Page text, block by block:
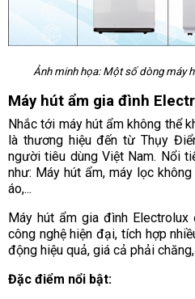
Ảnh minh họa: Một số dòng máy
Máy hút ẩm gia đình
Nhắc tới máy hút ẩm không thể
là thương hiệu đến từ Thụy
người tiêu dùng Việt Nam. Nổi
như: Máy hút ẩm, máy lọc
áo,...
Máy hút ẩm gia đình
công nghệ hiện đại, tích hợp
động hiệu quả, giá cả phải
Đặc điểm nổi bật: